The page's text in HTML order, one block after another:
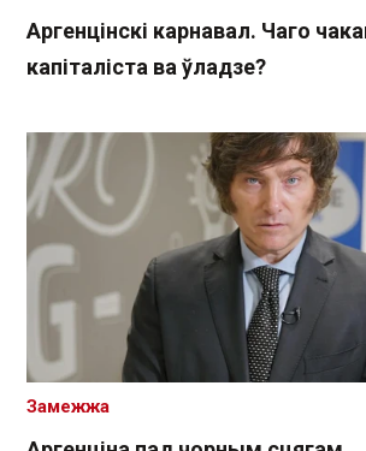
Аргенцінскі карнавал. Чаго
капіталіста ва ўладзе?
Замежжа